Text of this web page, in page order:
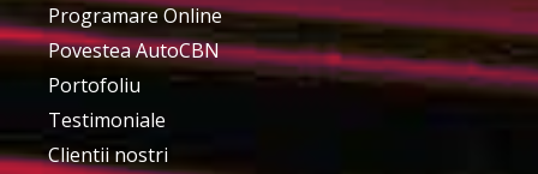
Programare Online
Povestea AutoCBN
Portofoliu
Testimoniale
Clientii nostri